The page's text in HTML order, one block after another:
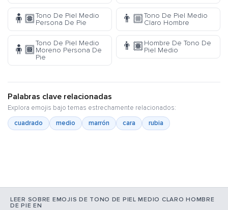
🧍🏽Tono De Piel Medio
Persona De Pie
👨🏼Tono De Piel Medio
Claro Hombre
🧍🏾
Tono De Piel Medio
Moreno Persona De
Pie
👨🏽Hombre De Tono De
Piel Medio
Palabras clave relacionadas
Explora emojis bajo temas estrechamente relacionados:
cuadrado
medio marrón cara rubia
LEER SOBRE EMOJIS DE TONO DE PIEL MEDIO CLARO HOMBRE
DE PIE EN